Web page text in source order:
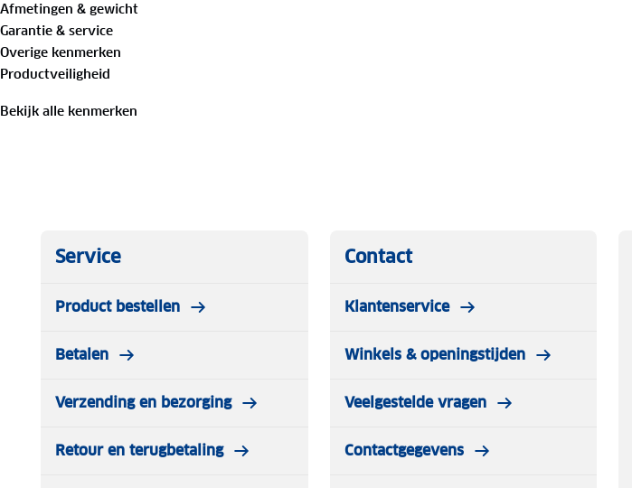
Kies voor de Mini Aluminium fietshouder van imoshion en geniet van een stevige,
comfortabele en veilige fietservaring.
Afmetingen & gewicht
Garantie & service
Overige kenmerken
Productveiligheid
Bekijk alle kenmerken
Service
Product bestellen
Betalen
Verzending en bezorging
Retour en terugbetaling
Contact
Klantenservice
Winkels & openingstijden
Veelgestelde vragen
Contactgegevens